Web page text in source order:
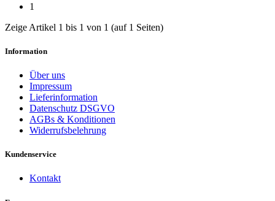
1
Zeige Artikel 1 bis 1 von 1 (auf 1 Seiten)
Information
Über uns
Impressum
Lieferinformation
Datenschutz DSGVO
AGBs & Konditionen
Widerrufsbelehrung
Kundenservice
Kontakt